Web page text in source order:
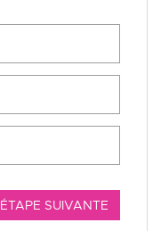
ÉTAPE SUIVANTE